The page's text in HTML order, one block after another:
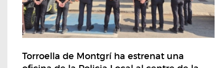
Torroella de Montgrí ha estrenat una